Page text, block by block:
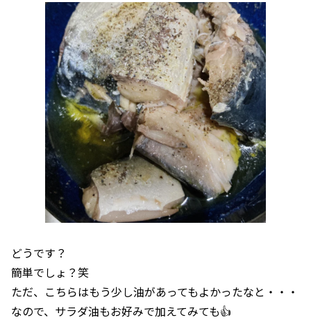
どうです？
簡単でしょ？笑
ただ、こちらはもう少し油があってもよかったなと・・・
なので、サラダ油もお好みで加えてみても👍